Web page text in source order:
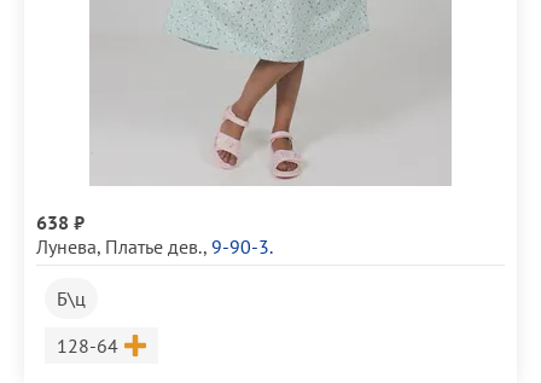
638 ₽
Лунева, Платье дев., 9-90-3.
Б\ц
Размер
128-64